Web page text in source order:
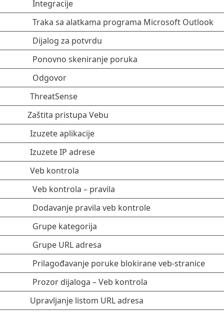
Integracije
Traka sa alatkama programa Microsoft Outlook
Dijalog za potvrdu
Ponovno skeniranje poruka
Odgovor
ThreatSense
Zaštita pristupa Vebu
Izuzete aplikacije
Izuzete IP adrese
Veb kontrola
Veb kontrola – pravila
Dodavanje pravila veb kontrole
Grupe kategorija
Grupe URL adresa
Prilagođavanje poruke blokirane veb-stranice
Prozor dijaloga – Veb kontrola
Upravljanje listom URL adresa